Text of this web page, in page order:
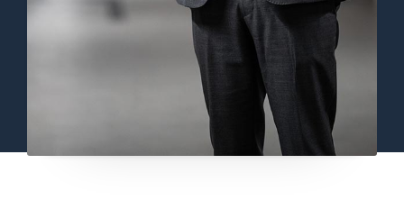
Lorem ipsum dolor sit amet,
consectetur adipiscing elit. Ut elit
tellus, luctus nec ullamcorper mattis,
pulvinar dapibus leo.